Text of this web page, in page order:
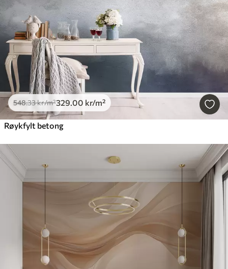
548.33kr/m²329.00 kr/m²
Røykfylt betong